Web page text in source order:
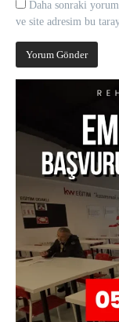
Daha sonraki
ve site adresim bu